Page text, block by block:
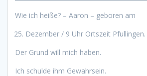
Wie ich heiße? – Aaron – geboren am
Dezember / 9 Uhr Ortszeit Pfullingen.
Der Grund will mich haben.
Ich schulde ihm Gewahrsein.